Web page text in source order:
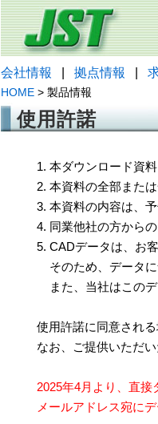
会社情報 拠点情報
HOME > 製品情報
使用許諾
1. 本ダウンロード資
2. 本資料の全部また
3. 本資料の内容は、
4. 同業他社の方から
5. CADデータは、お
そのため、データに
また、当社はこのデ
使用許諾に同意され
なお、ご提供いただ
2025年4月より、直接
メールアドレス宛に